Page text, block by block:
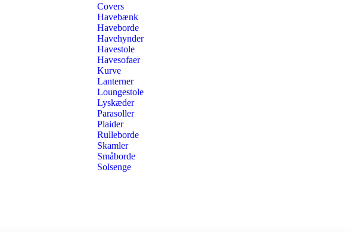
Covers
Havebænk
Haveborde
Havehynder
Havestole
Havesofaer
Kurve
Lanterner
Loungestole
Lyskæder
Parasoller
Plaider
Rulleborde
Skamler
Småborde
Solsenge